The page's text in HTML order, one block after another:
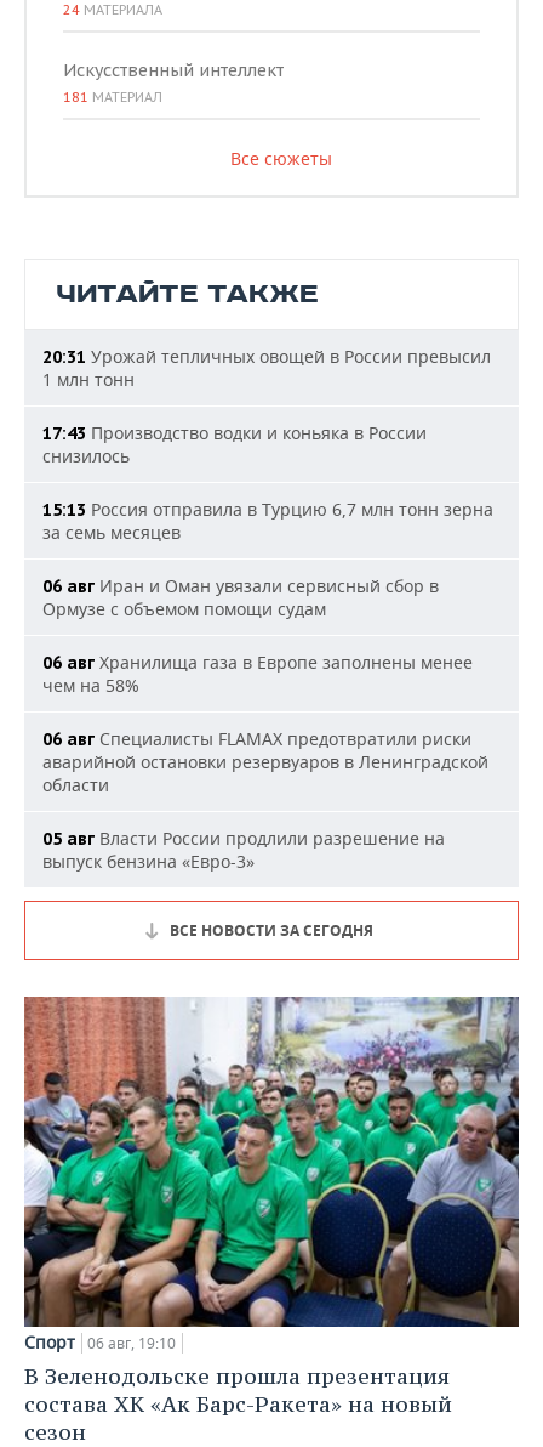
24 МАТЕРИАЛА
Искусственный интеллект
181 МАТЕРИАЛ
Все сюжеты
ЧИТАЙТЕ ТАКЖЕ
20:31 Урожай тепличных овощей в России превысил
1 млн тонн
17:43 Производство водки и коньяка в России
снизилось
15:13 Россия отправила в Турцию 6,7 млн тонн зерна
за семь месяцев
06 авг Иран и Оман увязали сервисный сбор в
Ормузе с объемом помощи судам
06 авг Хранилища газа в Европе заполнены менее
чем на 58%
06 авг Специалисты FLAMAX предотвратили риски
аварийной остановки резервуаров в Ленинградской
области
05 авг Власти России продлили разрешение на
выпуск бензина «Евро-3»
ВСЕ НОВОСТИ ЗА СЕГОДНЯ
Спорт 06 авг, 19:10
В Зеленодольске прошла презентация
состава ХК «Ак Барс-Ракета» на новый
сезон